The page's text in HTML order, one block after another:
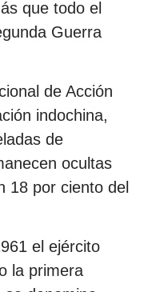
que todo el
Guerra
de Acción
indochina,
de
ocultas
18 por ciento del
el ejército
la primera